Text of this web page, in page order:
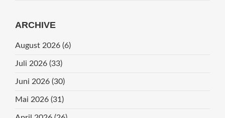
ARCHIVE
August 2026 (6)
Juli 2026 (33)
Juni 2026 (30)
Mai 2026 (31)